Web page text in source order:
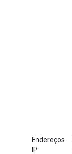
Endereços
IP